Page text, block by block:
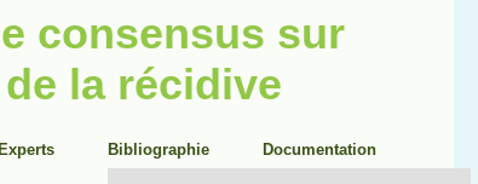
consensus sur
la récidive
Experts Bibliographie Documentation